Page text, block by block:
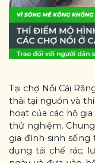
Tại chợ Nổi Cái
thải tại nguồn và
hoạt của các hộ
thử nghiệm.
gia đình sinh sống
dụng tái chế rác;